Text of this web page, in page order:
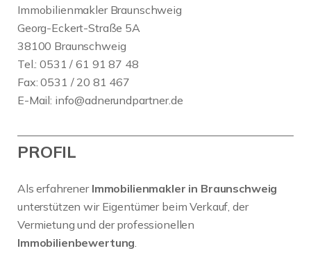
Immobilienmakler Braunschweig
Georg-Eckert-Straße 5A
38100 Braunschweig
Tel.: 0531 / 61 91 87 48
Fax: 0531 / 20 81 467
E-Mail: info@adnerundpartner.de
PROFIL
Als erfahrener Immobilienmakler in Braunschweig
unterstützen wir Eigentümer beim Verkauf, der
Vermietung und der professionellen
Immobilienbewertung.